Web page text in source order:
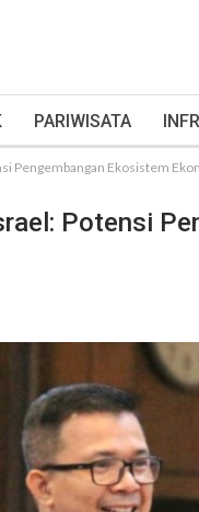
PARIWISATA
Pengembangan Ekosistem
Potensi